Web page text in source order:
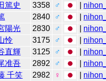
篤史 3358 ♂
2840 ♂
陽光 2830 ♂
怜 3175 ♂
直輝 3125 ♂
准吾 2892 ♂
千笑 2982 ♀